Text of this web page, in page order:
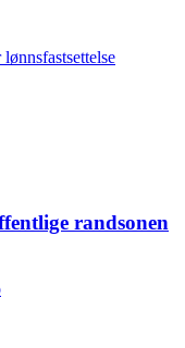
randsonen